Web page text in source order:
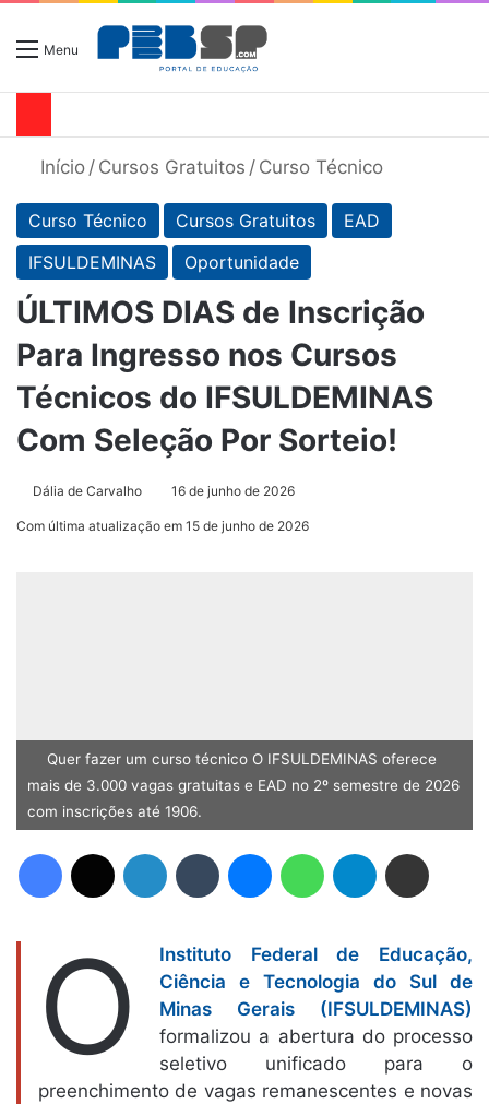
Menu
Início / Cursos Gratuitos / Curso Técnico
Curso Técnico Cursos Gratuitos
EAD
IFSULDEMINAS
Oportunidade
ÚLTIMOS DIAS de Inscrição
Para Ingresso nos Cursos
Técnicos do IFSULDEMINAS
Com Seleção Por Sorteio!
Dália de Carvalho 16 de junho de 2026
Com última atualização em 15 de junho de 2026
Quer fazer um curso técnico O IFSULDEMINAS oferece
mais de 3.000 vagas gratuitas e EAD no 2º semestre de 2026
com inscrições até 1906.
O
Instituto Federal de Educação,
Ciência e Tecnologia do Sul de
Minas Gerais (IFSULDEMINAS)
formalizou a abertura do processo
seletivo unificado para o
preenchimento de vagas remanescentes e novas